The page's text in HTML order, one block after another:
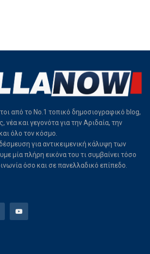
από το Νο.1 τοπικό δημοσιογραφικό blog,
νέα και γεγονότα για την Αριδαία, την
όλο τον κόσμο.
για αντικειμενική κάλυψη των
μία πλήρη εικόνα του τι συμβαίνει τόσο
όσο και σε πανελλαδικό επίπεδο.